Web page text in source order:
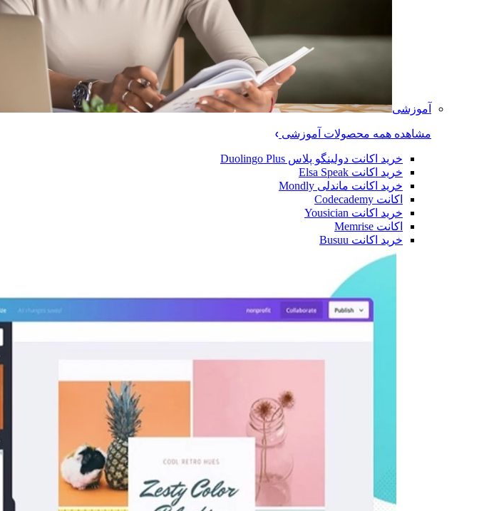
آموزشی
مشاهده همه محصولات آموزشی
خرید اکانت دولینگو پلاس Duolingo Plus
خرید اکانت Elsa Speak
خرید اکانت ماندلی Mondly
اکانت Codecademy
خرید اکانت Yousician
اکانت Memrise
خرید اکانت ‌Busuu